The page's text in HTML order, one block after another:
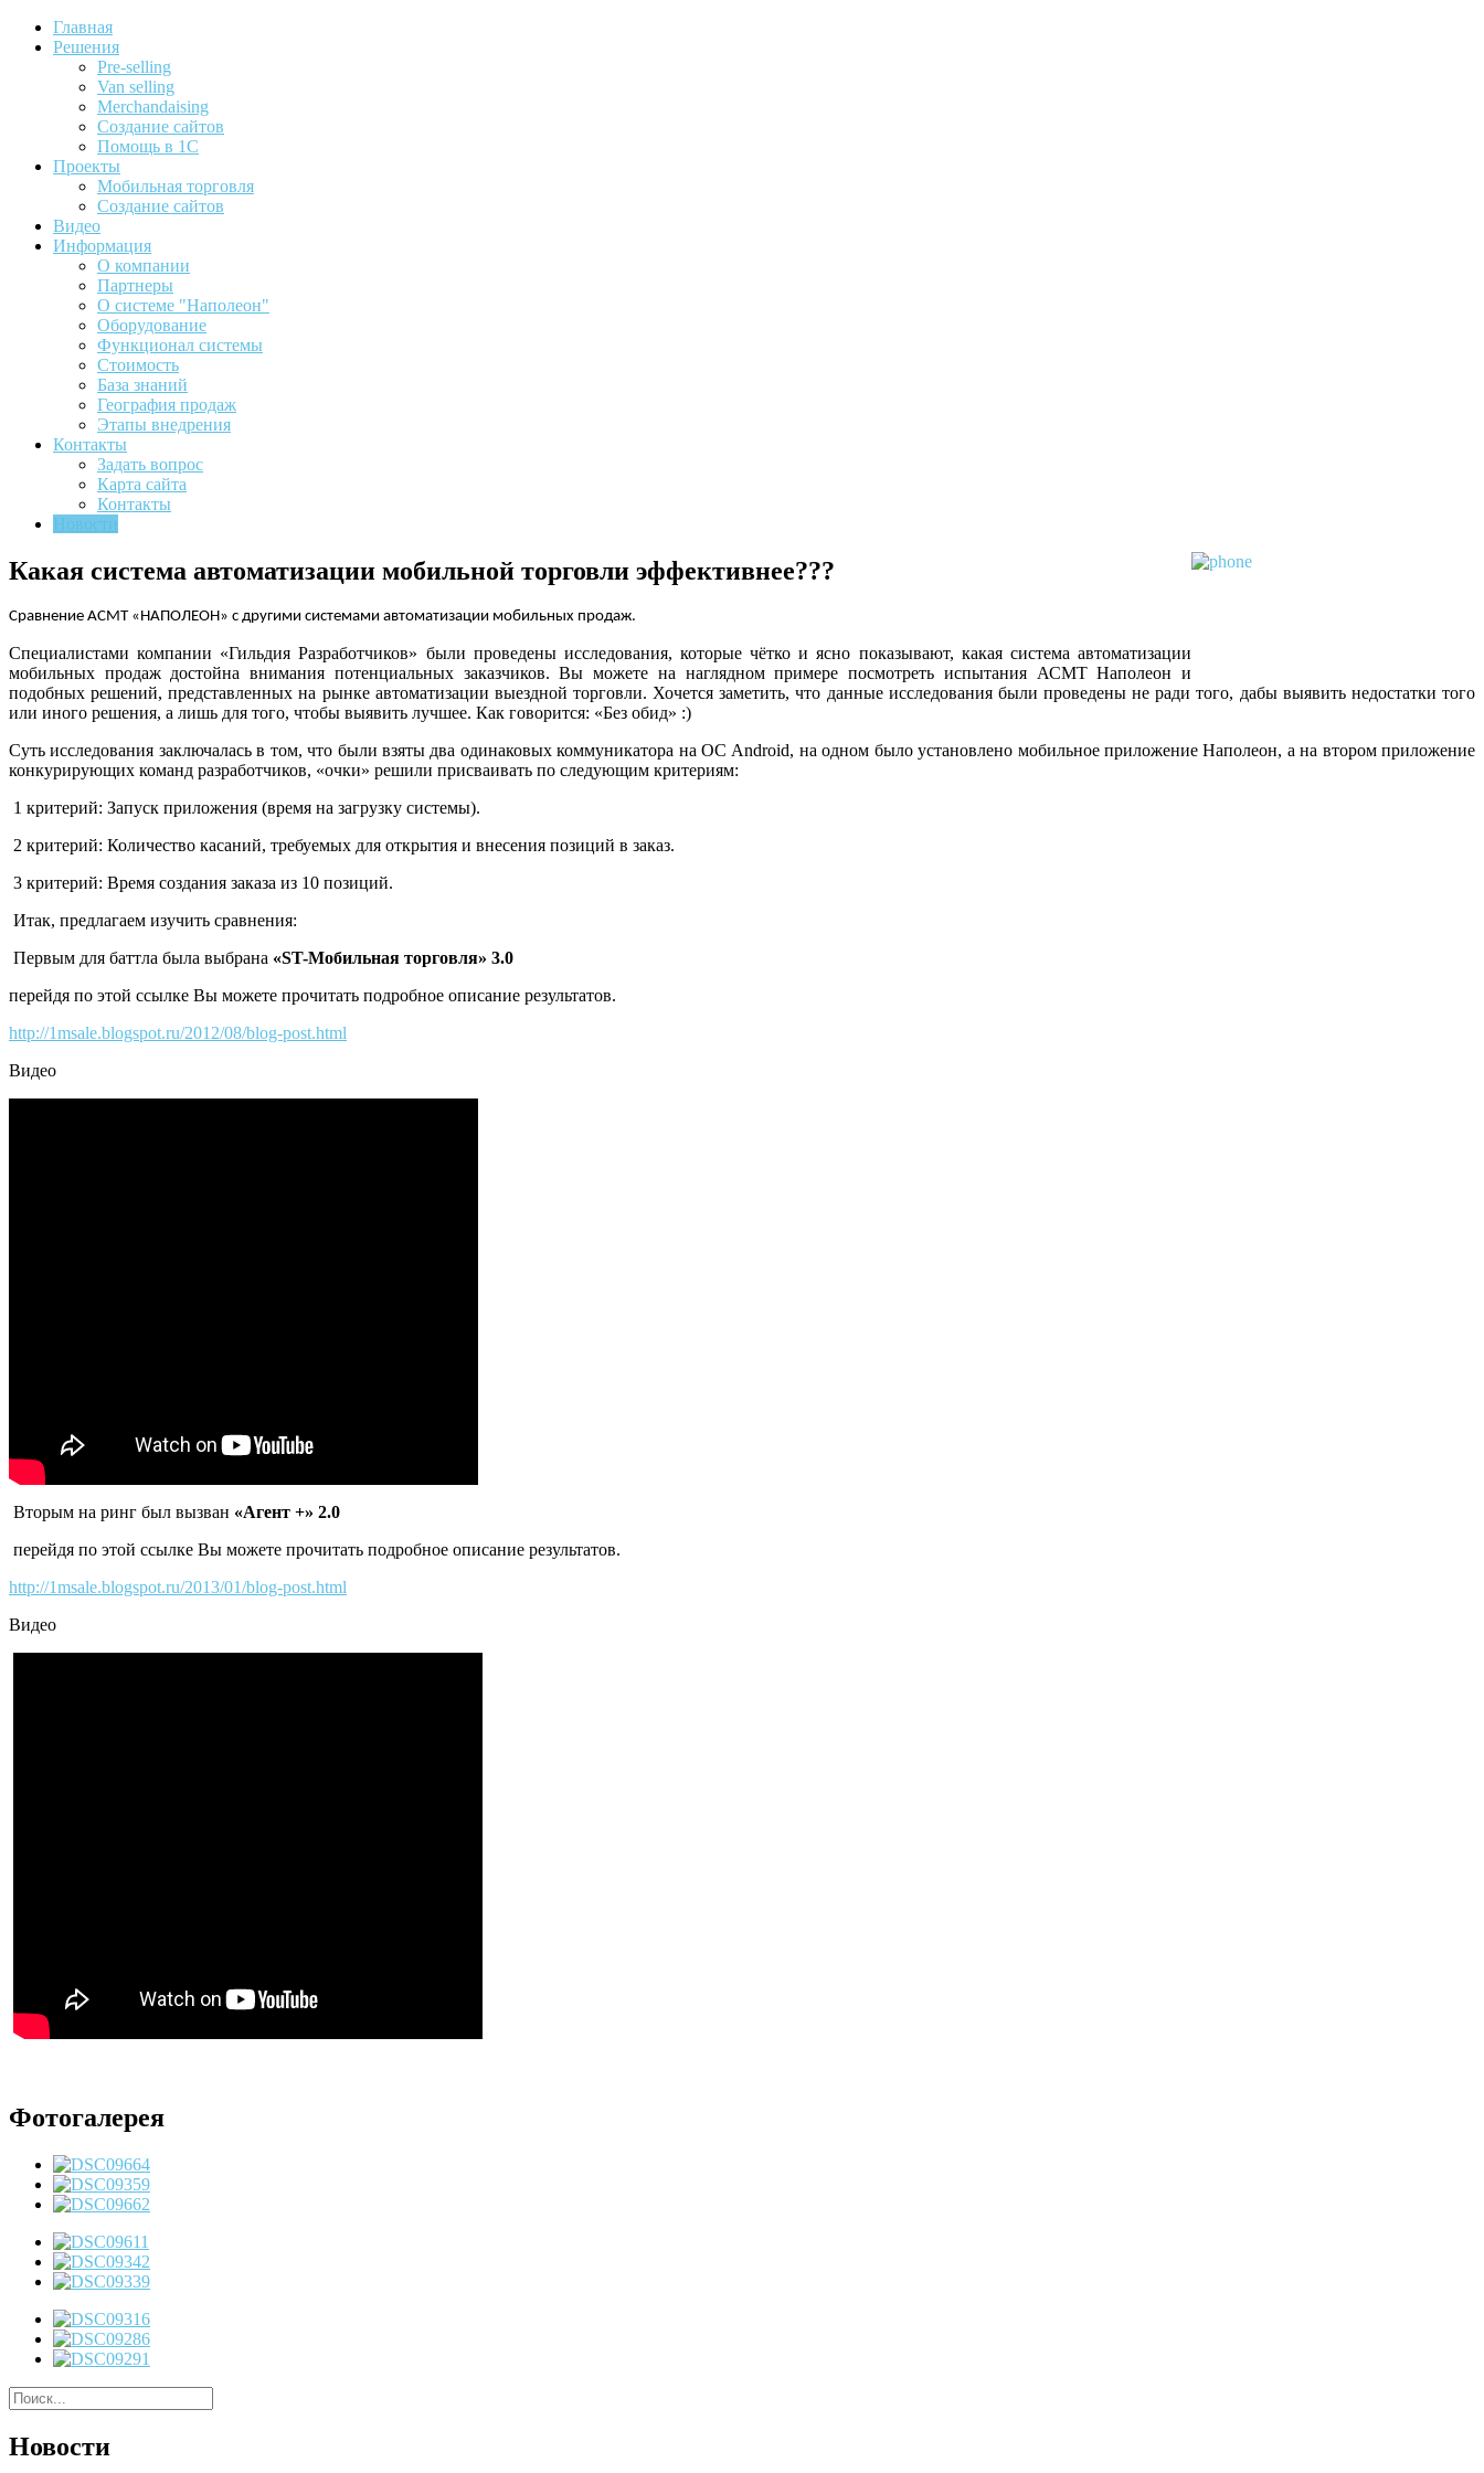
Главная
Решения
Pre-selling
Van selling
Merchandaising
Создание сайтов
Помощь в 1С
Проекты
Мобильная торговля
Создание сайтов
Видео
Информация
О компании
Партнеры
О системе "Наполеон"
Оборудование
Функционал системы
Стоимость
База знаний
География продаж
Этапы внедрения
Контакты
Задать вопрос
Карта сайта
Контакты
Какая система автоматизации мобильной торговли эффективнее???
Сравнение АСМТ «НАПОЛЕОН» с другими системами автоматизации мобильных продаж.
Специалистами компании «Гильдия Разработчиков» были проведены исследования, которые чётко и ясно показывают, какая система автоматизации
мобильных продаж достойна внимания потенциальных заказчиков. Вы можете на наглядном примере посмотреть испытания АСМТ Наполеон и
подобных решений, представленных на рынке автоматизации выездной торговли. Хочется заметить, что данные исследования были проведены не ради того, дабы выявить недостатки того
или иного решения, а лишь для того, чтобы выявить лучшее. Как говорится: «Без обид» :)
Суть исследования заключалась в том, что были взяты два одинаковых коммуникатора на ОС Android, на одном было установлено мобильное приложение Наполеон, а на втором приложение
конкурирующих команд разработчиков, «очки» решили присваивать по следующим критериям:
1 критерий: Запуск приложения (время на загрузку системы).
2 критерий: Количество касаний, требуемых для открытия и внесения позиций в заказ.
3 критерий: Время создания заказа из 10 позиций.
Итак, предлагаем изучить сравнения:
Первым для баттла была выбрана «ST-Мобильная торговля» 3.0
перейдя по этой ссылке Вы можете прочитать подробное описание результатов.
http://1msale.blogspot.ru/2012/08/blog-post.html
Видео
Вторым на ринг был вызван «Агент +» 2.0
перейдя по этой ссылке Вы можете прочитать подробное описание результатов.
http://1msale.blogspot.ru/2013/01/blog-post.html
Видео
Фотогалерея
Новости